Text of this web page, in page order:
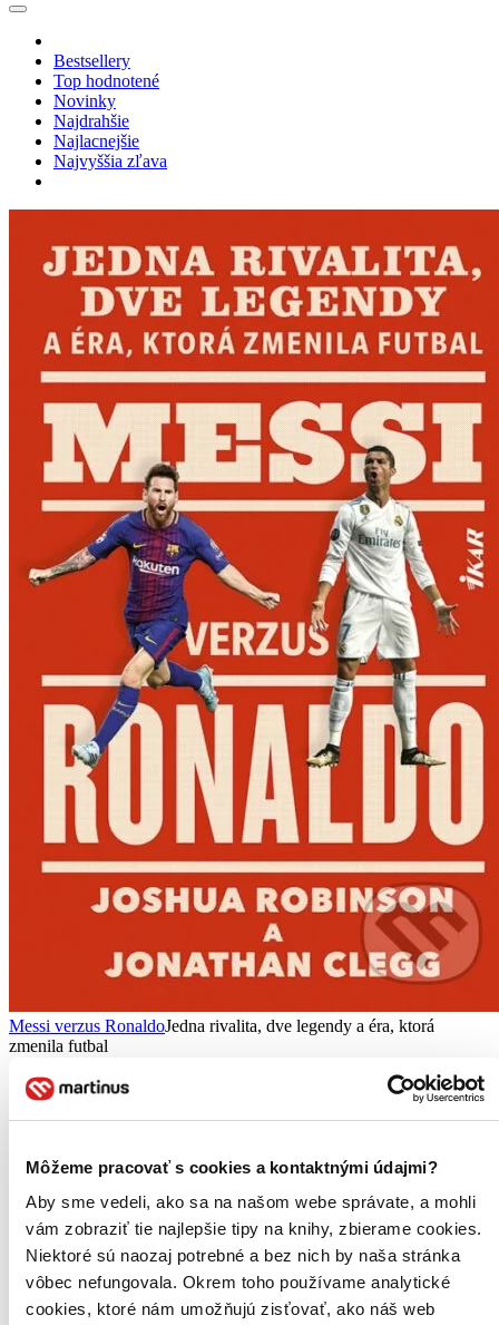
Môžeme pracovať s cookies a kontaktnými údajmi?
Aby sme vedeli, ako sa na našom webe správate, a mohli
vám zobraziť tie najlepšie tipy na knihy, zbierame cookies.
Niektoré sú naozaj potrebné a bez nich by naša stránka
vôbec nefungovala. Okrem toho používame analytické
cookies, ktoré nám umožňujú zisťovať, ako náš web
Bestsellery
Top hodnotené
Novinky
Najdrahšie
Najlacnejšie
Najvyššia zľava
Messi verzus RonaldoJedna rivalita, dve legendy a éra, ktorá
zmenila futbal
Jonathan Robinson
sa po chvíľke zvrtol na dvoch hráčov - Lionela Messiho a Cristiana
Kniha
pevná väzba
17,30 €
Na sklade 2 ks
Túto knihu máme síce aktuálne na sklade, máme však už iba
posledné kusy. Ak ju chcete mať rýchlo, ponáhľajte sa!
Dodanie ďalších môže trvať dlhšie, zvyčajne do 19 dní.